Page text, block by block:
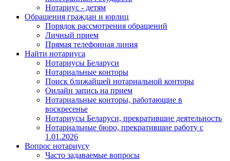
Нотариус - детям
Обращения граждан и юрлиц
Порядок рассмотрения обращений
Личный прием
Прямая телефонная линия
Найти нотариуса
Нотариусы Беларуси
Нотариальные конторы
Поиск ближайшей нотариальной конторы
Онлайн запись на прием
Нотариальные конторы, работающие в
воскресенье
Нотариусы Беларуси, прекратившие деятельность
Нотариальные бюро, прекратившие работу с
1.01.2026
Вопрос нотариусу
Часто задаваемые вопросы